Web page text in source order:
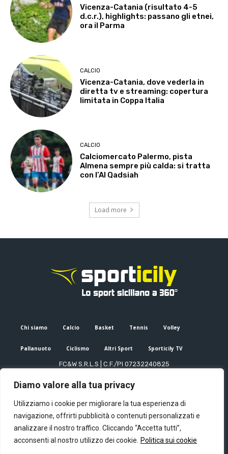
Diamo valore alla tua privacy
Utilizziamo i cookie per migliorare la tua esperienza di
navigazione, offrirti pubblicità o contenuti personalizzati e
analizzare il nostro traffico. Cliccando “Accetta tutti”,
acconsenti al nostro utilizzo dei cookie.
Politica sui cookie
Vicenza-Catania (risultato 4-5
d.c.r.), highlights: passano gli etnei,
ora il Parma
CALCIO
Vicenza-Catania, dove vederla in
diretta tv e streaming: copertura
limitata in Coppa Italia
CALCIO
Calciomercato Palermo, pista
Almena sempre più calda: si tratta
con l’Al Qadsiah
Load more
Chi siamo Calcio Basket Tennis Volley
Pallanuoto Ciclismo Altri Sport Sporticily TV
FC&W S.R.L.S | C.F./PI 07232240825
Editore e direttore responsabile: Francesco Cammuca | Registro
Mail: info@sporticily.it| Telefono:+39 371 788 7216